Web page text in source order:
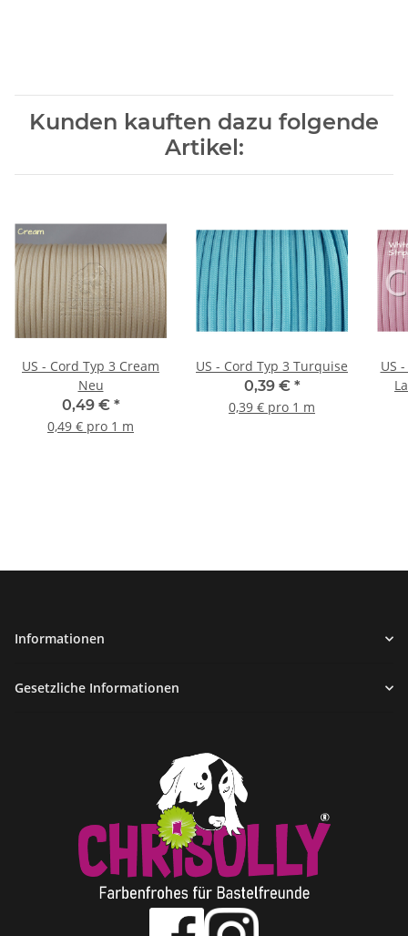
Kunden kauften dazu folgende
Artikel:
US - Cord Typ 3 Cream
Neu
0,49 € *
0,49 € pro 1 m
US - Cord Typ 3 Turquise
0,39 € *
0,39 € pro 1 m
US -
Informationen
Gesetzliche Informationen